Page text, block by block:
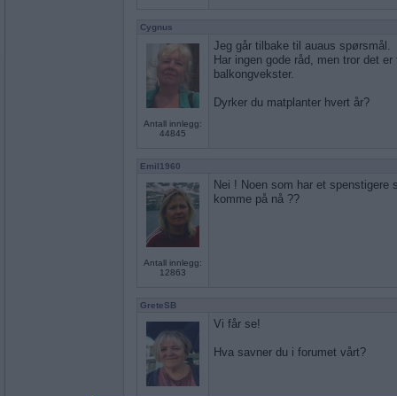
Cygnus
Antall innlegg:
44845
Jeg går tilbake til auaus spørsmål.
Har ingen gode råd, men tror det
balkongvekster.
Dyrker du matplanter hvert år?
Emil1960
Antall innlegg:
12863
Nei ! Noen som har et spenstigere
komme på nå ??
GreteSB
Vi får se!
Hva savner du i forumet vårt?